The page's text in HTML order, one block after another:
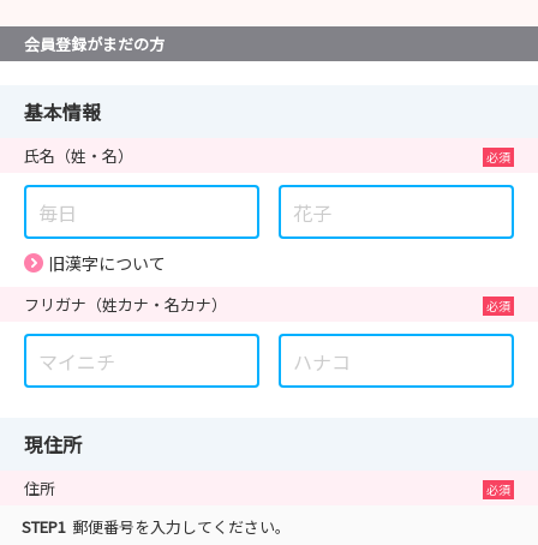
会員登録がまだの方
基本情報
氏名 （姓・名）
旧漢字について
フリガナ （姓カナ・名カナ）
現住所
住所
STEP1 郵便番号を入力してください。